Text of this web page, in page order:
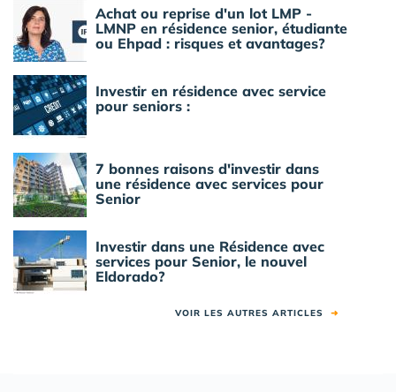
Achat ou reprise d'un lot LMP -
LMNP en résidence senior, étudiante
ou Ehpad : risques et avantages?
Investir en résidence avec service
pour seniors :
7 bonnes raisons d'investir dans
une résidence avec services pour
Senior
Investir dans une Résidence avec
services pour Senior, le nouvel
Eldorado?
VOIR LES AUTRES ARTICLES ➜